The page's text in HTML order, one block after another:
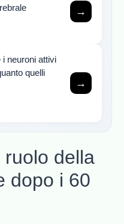
→
neuroni attivi
quelli
→
della
dopo i 60